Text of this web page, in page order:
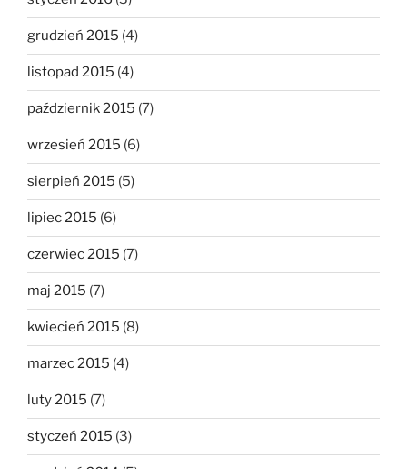
grudzień 2015 (4)
listopad 2015 (4)
październik 2015 (7)
wrzesień 2015 (6)
sierpień 2015 (5)
lipiec 2015 (6)
czerwiec 2015 (7)
maj 2015 (7)
kwiecień 2015 (8)
marzec 2015 (4)
luty 2015 (7)
styczeń 2015 (3)